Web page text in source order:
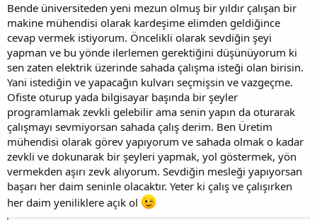
Bende üniversiteden yeni mezun olmuş bir yıldır çalışan bir
makine mühendisi olarak kardeşime elimden geldiğince
cevap vermek istiyorum. Öncelikli olarak sevdiğin şeyi
yapman ve bu yönde ilerlemen gerektiğini düşünüyorum ki
sen zaten elektrik üzerinde sahada çalışma isteği olan birisin.
Yani istediğin ve yapacağın kulvarı seçmişsin ve vazgeçme.
Ofiste oturup yada bilgisayar başında bir şeyler
programlamak zevkli gelebilir ama senin yapın da oturarak
çalışmayı sevmiyorsan sahada çalış derim. Ben Üretim
mühendisi olarak görev yapıyorum ve sahada olmak o kadar
zevkli ve dokunarak bir şeyleri yapmak, yol göstermek, yön
vermekden aşırı zevk alıyorum. Sevdiğin mesleği yapıyorsan
başarı her daim seninle olacaktır. Yeter ki çalış ve çalışırken
her daim yeniliklere açık ol